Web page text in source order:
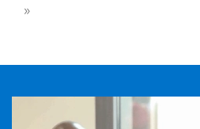
»